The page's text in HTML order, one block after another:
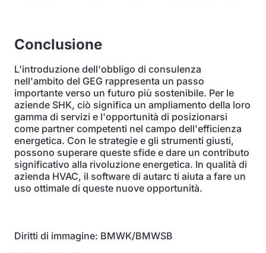
Conclusione
L'introduzione dell'obbligo di consulenza
nell'ambito del GEG rappresenta un passo
importante verso un futuro più sostenibile. Per le
aziende SHK, ciò significa un ampliamento della loro
gamma di servizi e l'opportunità di posizionarsi
come partner competenti nel campo dell'efficienza
energetica. Con le strategie e gli strumenti giusti,
possono superare queste sfide e dare un contributo
significativo alla rivoluzione energetica. In qualità di
azienda HVAC, il software di autarc ti aiuta a fare un
uso ottimale di queste nuove opportunità.
Diritti di immagine: BMWK/BMWSB